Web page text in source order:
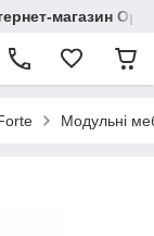
магазин
Модульні